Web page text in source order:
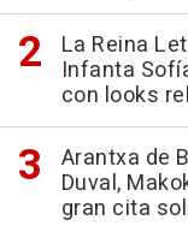
La Reina
Infanta
con looks
Arantxa de
Duval,
gran cita